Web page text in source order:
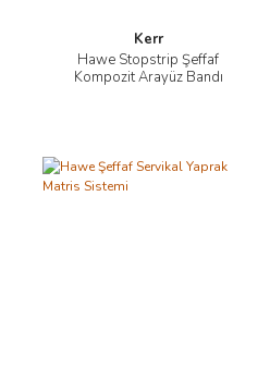
Kerr
Hawe Stopstrip Şeffaf
Kompozit Arayüz Bandı